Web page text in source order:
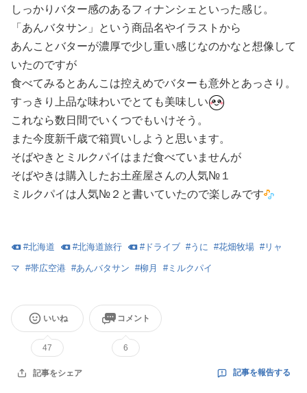
しっかりバター感のあるフィナンシェといった感じ。
「あんバタサン」という商品名やイラストから
あんことバターが濃厚で少し重い感じなのかなと想像して
いたのですが
食べてみるとあんこは控えめでバターも意外とあっさり。
すっきり上品な味わいでとても美味しい
これなら数日間でいくつでもいけそう。
また今度新千歳で箱買いしようと思います。
そばやきとミルクパイはまだ食べていませんが
そばやきは購入したお土産屋さんの人気№１
ミルクパイは人気№２と書いていたので楽しみです
#北海道 #北海道旅行 #ドライブ #うに #花畑牧場 #リャ
マ #帯広空港 #あんバタサン #柳月 #ミルクパイ
いいね
47
コメント
6
記事をシェア 記事を報告する